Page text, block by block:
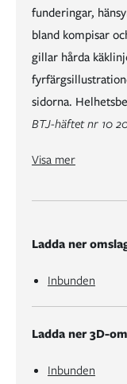
funderingar,
bland kompisar
gillar hårda
sidorna.
BTJ-häftet nr 10
Visa mer
Ladda ner
Inbunden
Ladda ner 3D-
Inbunden